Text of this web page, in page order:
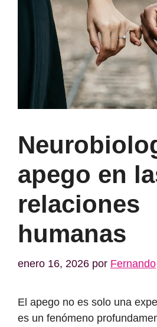
apego en
relaciones
humanas
enero 16, 2026 por Fernando
El apego no es solo una
es un fenómeno